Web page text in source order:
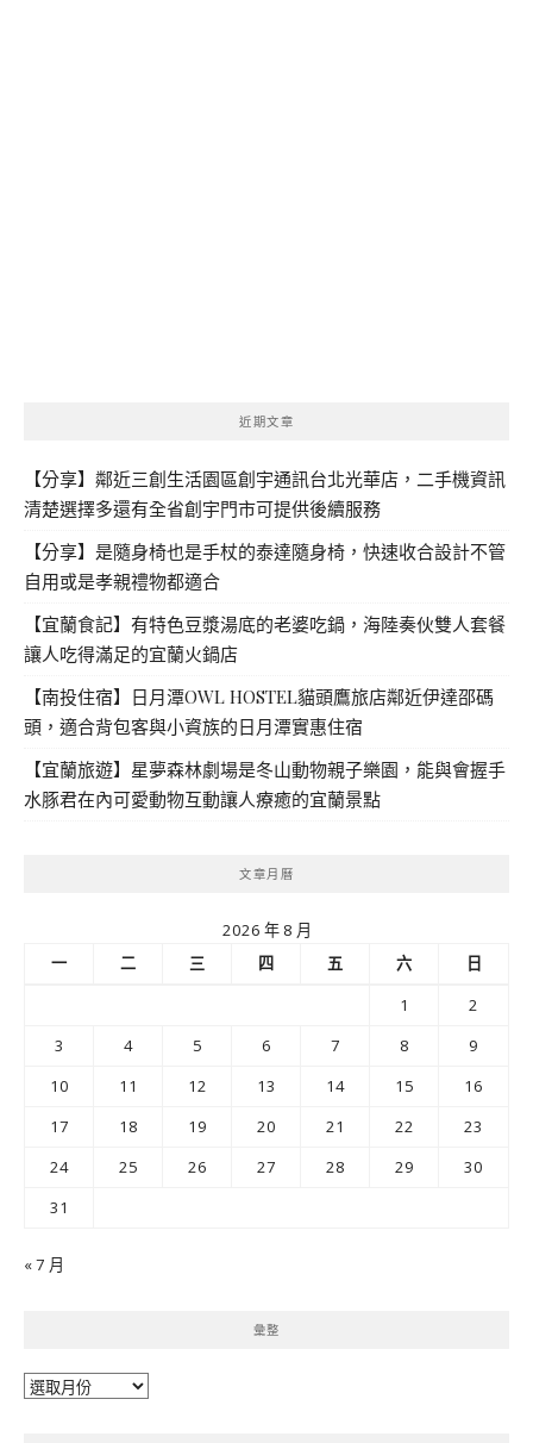
近期文章
【分享】鄰近三創生活園區創宇通訊台北光華店，二手機資訊
清楚選擇多還有全省創宇門市可提供後續服務
【分享】是隨身椅也是手杖的泰達隨身椅，快速收合設計不管
自用或是孝親禮物都適合
【宜蘭食記】有特色豆漿湯底的老婆吃鍋，海陸奏伙雙人套餐
讓人吃得滿足的宜蘭火鍋店
【南投住宿】日月潭OWL HOSTEL貓頭鷹旅店鄰近伊達邵碼
頭，適合背包客與小資族的日月潭實惠住宿
【宜蘭旅遊】星夢森林劇場是冬山動物親子樂園，能與會握手
水豚君在內可愛動物互動讓人療癒的宜蘭景點
文章月曆
2026 年 8 月
一
二 三 四 五 六
日
1
2
3
4 5 6 7 8
9
10
11 12 13 14 15
16
17
18 19 20 21 22
23
24
25 26 27 28 29
30
31
« 7 月
彙整
彙